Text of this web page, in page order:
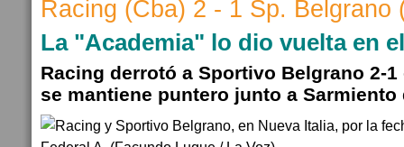
Racing (Cba) 2 - 1 Sp. Belgrano
La "Academia" lo dio vuelta en
Racing derrotó a Sportivo Belgrano 2-1
se mantiene puntero junto a Sarmiento